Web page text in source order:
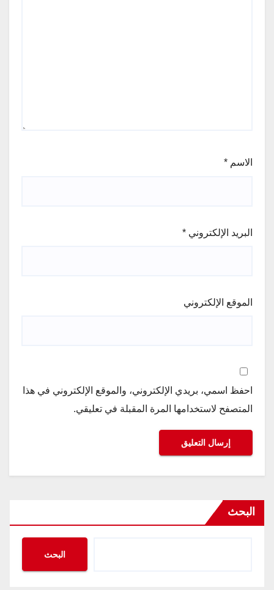
الاسم *
البريد الإلكتروني *
الموقع الإلكتروني
احفظ اسمي، بريدي الإلكتروني، والموقع الإلكتروني في هذا
المتصفح لاستخدامها المرة المقبلة في تعليقي.
البحث
البحث